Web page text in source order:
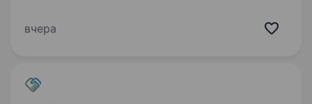
формування Сухопутних військ Україниї,
вчера